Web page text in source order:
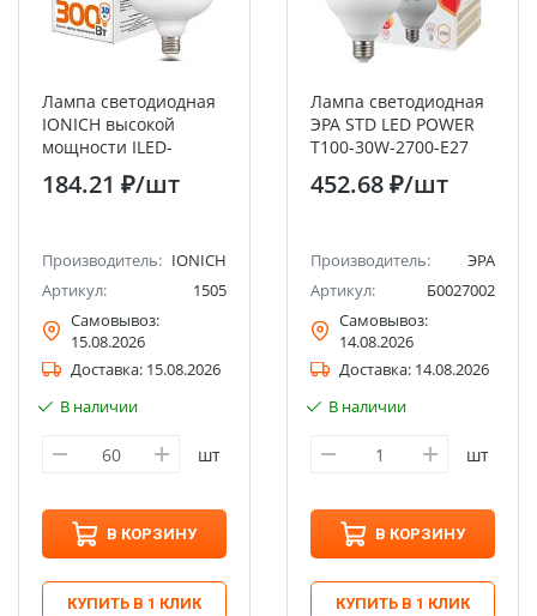
Лампа светодиодная
IONICH высокой
мощности ILED-
SMD5730-Т100-
30Вт-2700Лм-220В-4000К-
184.21 ₽/шт
Производитель: IONICH
Артикул:
1505
Самовывоз:
15.08.2026
Доставка: 15.08.2026
В наличии
шт
В КОРЗИНУ
КУПИТЬ В 1 КЛИК
Лампа светодиодная
ЭРА STD LED POWER
T100-30W-2700-E27
колокол теплый
белый свет
452.68 ₽/шт
Производитель:
ЭРА
Артикул:
Б0027002
Самовывоз:
14.08.2026
Доставка: 14.08.2026
В наличии
шт
В КОРЗИНУ
КУПИТЬ В 1 КЛИК